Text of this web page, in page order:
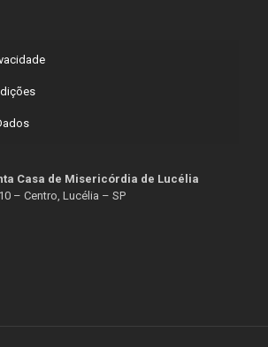
Casa de Misericórdia de Lucélia
– Centro, Lucélia – SP